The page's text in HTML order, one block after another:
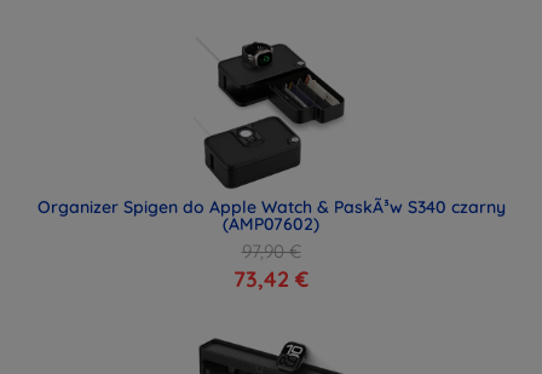
Organizer Spigen do Apple Watch & PaskÃ³w S340 czarny
(AMP07602)
97,90 €
73,42 €